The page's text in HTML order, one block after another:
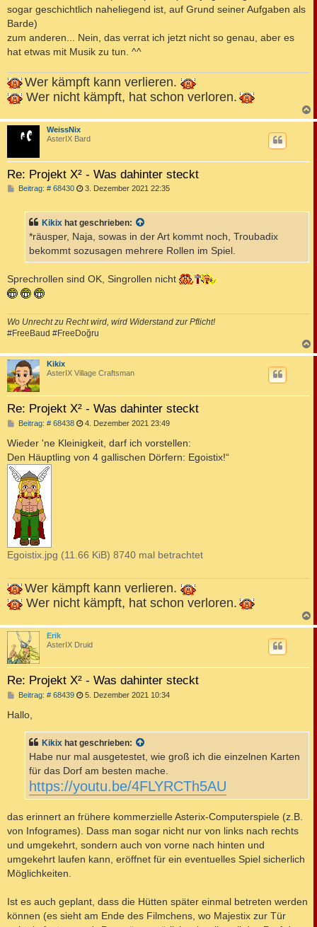
sogar geschichtlich naheliegend ist, auf Grund seiner Aufgaben als
Barde)
zum anderen... Nein, das verrat ich jetzt nicht so genau, aber es
hat etwas mit Musik zu tun. ^^
Wer kämpft kann verlieren.
Wer nicht kämpft, hat schon verloren.
a
WeissNix
AsterIX Bard
Re: Projekt X² - Was dahinter steckt
Beitrag: # 68430B
r
a
3. Dezember 2021 22:35
Kikix hat geschrieben:
*räusper, Naja, sowas in der Art kommt noch, Troubadix
bekommt sozusagen mehrere Rollen im Spiel.
Sprechrollen sind OK, Singrollen nicht
Wo Unrecht zu Recht wird, wird Widerstand zur Pflicht!
#FreeBaud #FreeDoğru
a
Kikix
AsterIX Village Craftsman
Re: Projekt X² - Was dahinter steckt
Beitrag: # 68438B
i
r
4. Dezember 2021 23:49
Wieder 'ne Kleinigkeit, darf ich vorstellen:
Den Häuptling von 4 gallischen Dörfern: Egoistix!“
Egoistix.jpg (11.66 KiB) 8740 mal betrachtet
Wer kämpft kann verlieren.
Wer nicht kämpft, hat schon verloren.
a
Erik
AsterIX Druid
Re: Projekt X² - Was dahinter steckt
Beitrag: # 68439B
r
a
5. Dezember 2021 10:34
Hallo,
Kikix hat geschrieben:
Habe nur mal ausgetestet, wie groß ich die einzelnen Karten
für das Dorf am besten mache.
https://youtu.be/4FLYRCTh5AU
das erinnert an frühere kommerzielle Asterix-Computerspiele (z.B.
von Infogrames). Dass man sogar nicht nur von links nach rechts
und umgekehrt, sondern auch von vorne nach hinten und
umgekehrt laufen kann, eröffnet für ein eventuelles Spiel sicherlich
Möglichkeiten.
Ist es auch geplant, dass die Hütten später einmal betreten werden
können (es sieht am Ende des Filmchens, wo Majestix zur Tür